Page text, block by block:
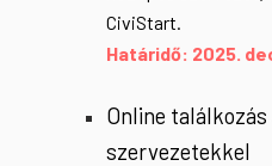
CiviStart.
Határidő: 2025.
Online
szervezetekkel